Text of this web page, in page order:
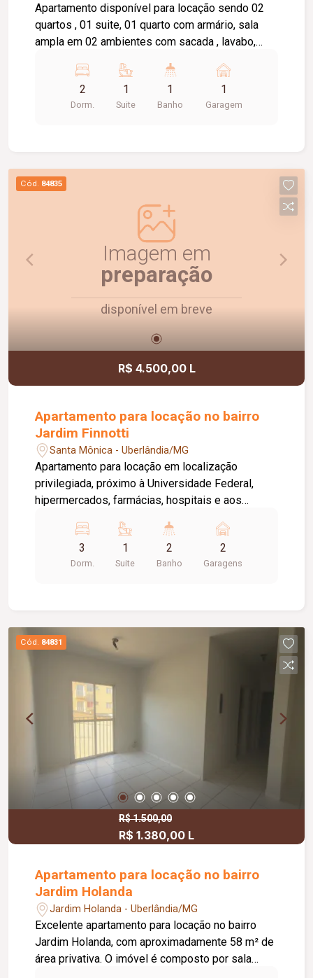
Apartamento disponível para locação sendo 02
quartos , 01 suite, 01 quarto com armário, sala
ampla em 02 ambientes com sacada , lavabo,
social com box e armário, elevador privativo, 01
vaga de garagem, portaria 24 horas,
brinquedoteca, salão de festas.
2
Dorm.
1
Suite
1
Banho
1
Garagem
Cód. 84835
Imagem em
preparação
disponível em breve
R$ 4.500,00 L
Apartamento para locação no bairro
Jardim Finnotti
Santa Mônica - Uberlândia/MG
Apartamento para locação em localização
privilegiada, próximo à Universidade Federal,
hipermercados, farmácias, hospitais e aos
03 quartos, sendo 01 suíte ampla com closet,
oferecendo conforto e praticidade para toda a
família. Possui sala espaçosa com vista livre,
de lazer e confraternização. O apartamento
dispõe ainda de elevador e 02 vagas de
3
Dorm.
1
Suite
2
Banho
2
Garagens
Cód. 84831
R$ 1.500,00
R$ 1.380,00 L
Apartamento para locação no bairro
Jardim Holanda
Jardim Holanda - Uberlândia/MG
Excelente apartamento para locação no bairro
Jardim Holanda, com aproximadamente 58 m² de
área privativa. O imóvel é composto por sala